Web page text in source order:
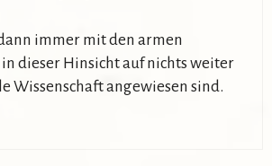
immer mit den armen
dieser Hinsicht auf nichts weiter
Wissenschaft angewiesen sind.